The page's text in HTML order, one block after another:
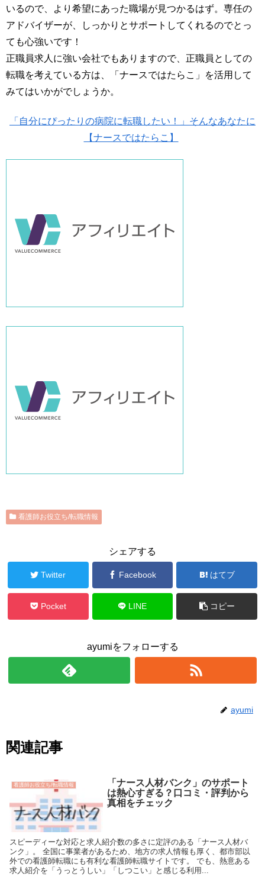
いるので、より希望にあった職場が見つかるはず。専任の
アドバイザーが、しっかりとサポートしてくれるのでとっ
ても心強いです！
正職員求人に強い会社でもありますので、正職員としての
転職を考えている方は、「ナースではたらこ」を活用して
みてはいかがでしょうか。
「自分にぴったりの病院に転職したい！」そんなあなたに
【ナースではたらこ】
看護師お役立ち/転職情報
シェアする
Twitter Facebook はてブ
Pocket LINE コピー
ayumiをフォローする
ayumi
関連記事
看護師お役立ち/転職情報
「ナース人材バンク」のサポート
は熱心すぎる？口コミ・評判から
真相をチェック
スピーディーな対応と求人紹介数の多さに定評のある「ナース人材バ
ンク」。 全国に事業者があるため、地方の求人情報も厚く、都市部以
外での看護師転職にも有利な看護師転職サイトです。 でも、熱意ある
求人紹介を「うっとうしい」「しつこい」と感じる利用...